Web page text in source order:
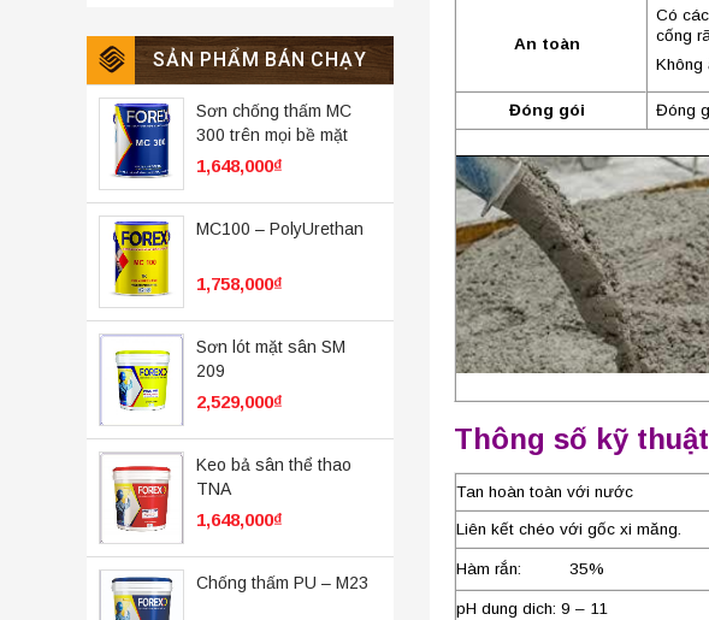
SẢN PHẨM BÁN CHẠY
Sơn chống thấm MC
300 trên mọi bề mặt
1,648,000₫
MC100 – PolyUrethan
1,758,000₫
Sơn lót mặt sân SM
209
2,529,000₫
Keo bả sân thể thao
TNA
1,648,000₫
Chống thấm PU – M23
An toàn
Có
cống
Không
Đóng gói Đóng
Thông số kỹ thuật
Tan hoàn toàn với nước
Liên kết chéo với gốc xi măng.
Hàm rắn: 35%
pH dung dich: 9 – 11